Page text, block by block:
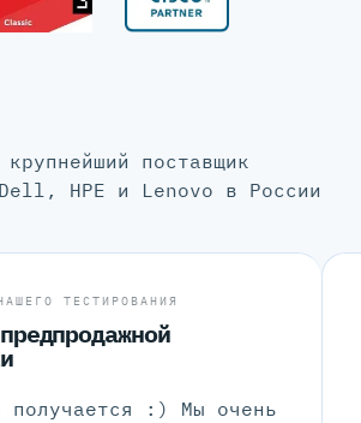
поставщик
HPE и Lenovo в России
ТЕСТИРОВАНИЯ
получается :) Мы очень